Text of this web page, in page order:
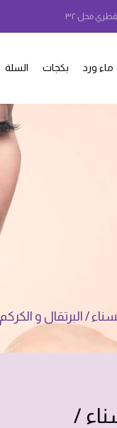
محل ٣٢
ماء ورد بكجات السلة
/ البرتقال و الكركم
/